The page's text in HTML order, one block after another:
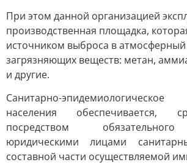
При этом данной организацией
производственная площадка,
источником выброса в атмосферный
загрязняющих веществ: метан,
и другие.
Санитарно-
населения обеспечивается,
посредством
юридическими лицами
составной части осуществляемой